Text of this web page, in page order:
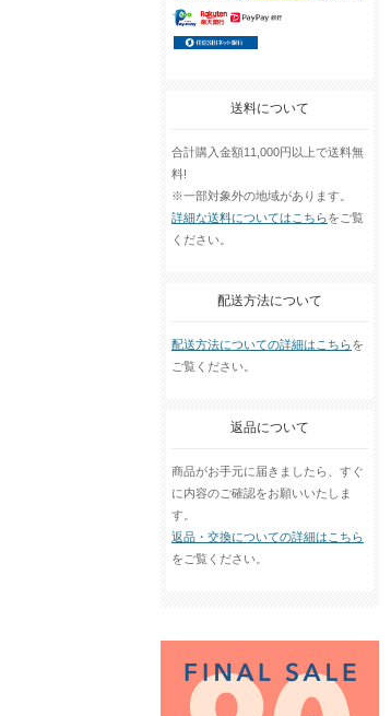
送料について
合計購入金額11,000円以上で送料無
料!
※一部対象外の地域があります。
詳細な送料についてはこちらをご覧
ください。
配送方法について
配送方法についての詳細はこちらを
ご覧ください。
返品について
商品がお手元に届きましたら、すぐ
に内容のご確認をお願いいたしま
す。
返品・交換についての詳細はこちら
をご覧ください。